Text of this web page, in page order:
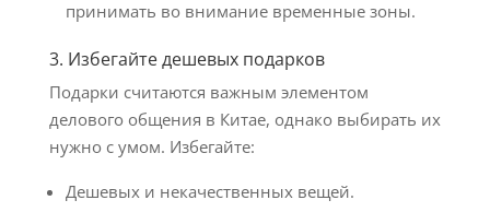
принимать во внимание временные зоны.
3. Избегайте дешевых подарков
Подарки считаются важным элементом
делового общения в Китае, однако выбирать их
нужно с умом. Избегайте:
Дешевых и некачественных вещей.